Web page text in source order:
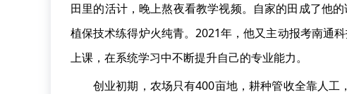
田里的活计，晚上熬夜看教学视频。自家的田成了他
植保技术练得炉火纯青。2021年，他又主动报考南通
上课，在系统学习中不断提升自己的专业能力。
创业初期，农场只有400亩地，耕种管收全靠人